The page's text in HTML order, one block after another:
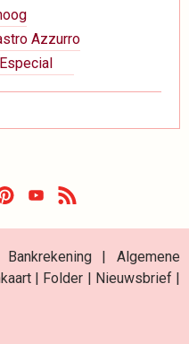
Azzurro
Bankrekening|Algemene
| Folder | Nieuwsbrief|